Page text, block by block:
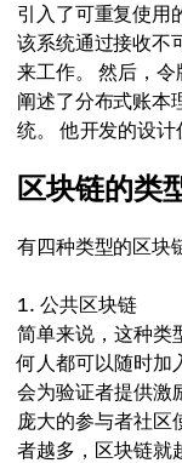
引入了可重复使用
该系统通过接收不
来工作。 然后，
阐述了分布式账本
统。 他开发的设计
区块链的类
有四种类型的区块
公共区块链
简单来说，这种
何人都可以随时加
会为验证者提供激
庞大的参与者社区
者越多，区块链就